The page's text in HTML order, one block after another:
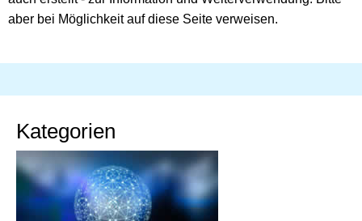
aber bei Möglichkeit auf diese Seite verweisen.
Kategorien